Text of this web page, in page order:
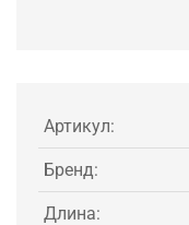
Артикул:
Бренд:
Длина: